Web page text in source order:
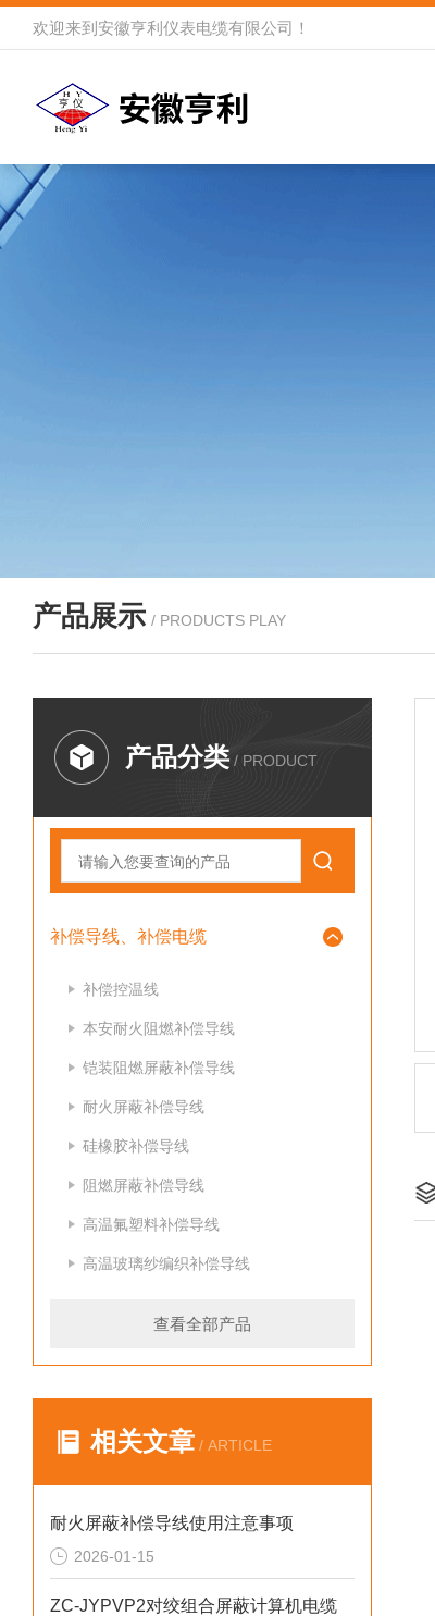
欢迎来到 安徽亨利仪表电缆有限公司 ！
产品展示 / PRODUCTS PLAY
产品分类 / PRODUCT
补偿导线、补偿电缆
补偿控温线
本安耐火阻燃补偿导线
铠装阻燃屏蔽补偿导线
耐火屏蔽补偿导线
硅橡胶补偿导线
阻燃屏蔽补偿导线
高温氟塑料补偿导线
高温玻璃纱编织补偿导线
查看全部产品
相关文章 / ARTICLE
耐火屏蔽补偿导线使用注意事项
2026-01-15
ZC-JYPVP2对绞组合屏蔽计算机电缆